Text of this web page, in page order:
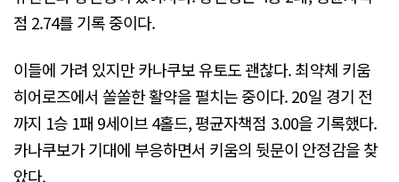
점 2.74를 기록 중이다.
이들에 가려 있지만 카나쿠보 유토도 괜찮다. 최약체 키움
히어로즈에서 쏠쏠한 활약을 펼치는 중이다. 20일 경기 전
까지 1승 1패 9세이브 4홀드, 평균자책점 3.00을 기록했다.
카나쿠보가 기대에 부응하면서 키움의 뒷문이 안정감을 찾
았다.